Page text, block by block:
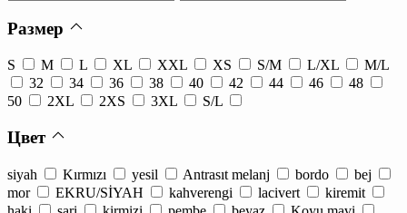
Размер
S M L XL XXL XS S/M L/XL
M/L
32
34 36 38 40 42 44 46
48
50
2XL 2XS 3XL S/L
Цвет
siyah Kırmızı yesil Antrasıt melanj bordo
bej
mor
EKRU/SİYAH kahverengi lacivert
kiremit